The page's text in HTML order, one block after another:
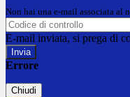
Non hai una e-mail associata al
E-mail inviata, si prega di
Errore
Chiudi